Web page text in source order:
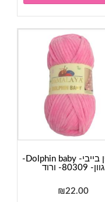
דולפין בייבי- Dolphin baby-
גוון- 80309- ורוד
₪22.00